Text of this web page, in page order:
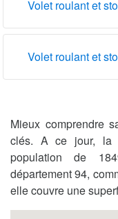
Volet roulant et
Volet roulant et
Mieux comprendre
clés. A ce jour, la
population de
département 94,
elle couvre une